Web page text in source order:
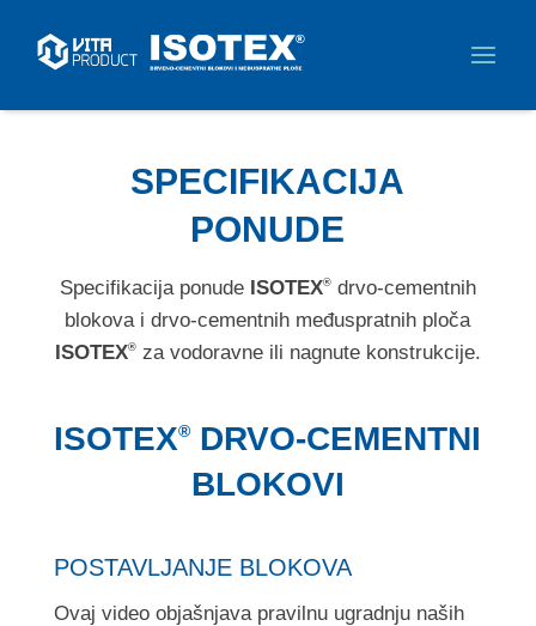
SPECIFIKACIJA
PONUDE
Specifikacija ponude ISOTEX®drvo-cementnih
blokova i drvo-cementnih međuspratnih ploča
ISOTEX®za vodoravne ili nagnute konstrukcije.
ISOTEX® DRVO-CEMENTNI
BLOKOVI
POSTAVLJANJE BLOKOVA
Ovaj video objašnjava pravilnu ugradnju naših